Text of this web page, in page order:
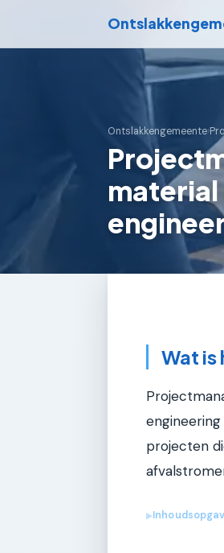
Ontslakkengemeente›
Wat is
projecten
▶